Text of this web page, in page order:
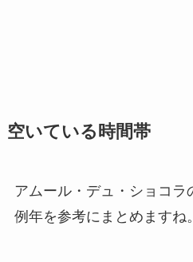
空いている時間帯
アムール・デュ・ショコラ
例年を参考にまとめますね。